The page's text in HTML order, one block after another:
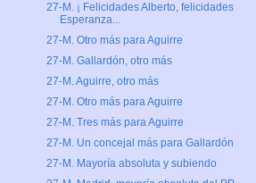
27-M. ¡ Felicidades Alberto, felicidades
Esperanza...
27-M. Otro más para Aguirre
27-M. Gallardón, otro más
27-M. Aguirre, otro más
27-M. Otro más para Aguirre
27-M. Tres más para Aguirre
27-M. Un concejal más para Gallardón
27-M. Mayoría absoluta y subiendo